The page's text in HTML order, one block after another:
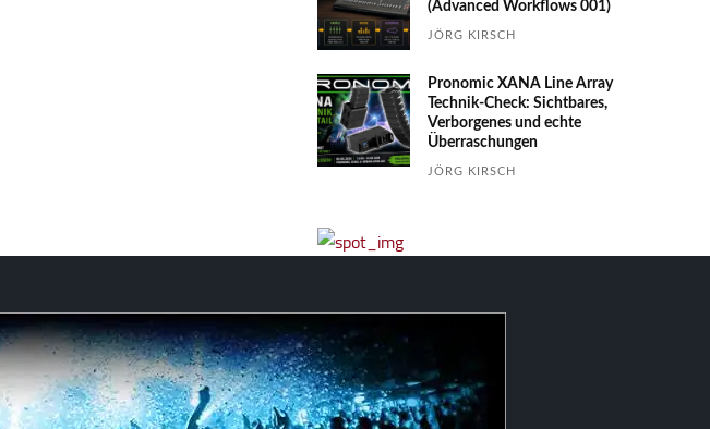
(Advanced Workflows 001)
JÖRG KIRSCH
Pronomic XANA Line Array
Technik-Check: Sichtbares,
Verborgenes und echte
Überraschungen
JÖRG KIRSCH